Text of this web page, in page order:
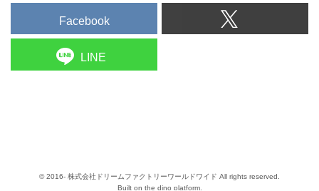
Facebook
LINE
© 2016- 株式会社ドリームファクトリーワールドワイド All rights reserved.
Built on the dino platform.